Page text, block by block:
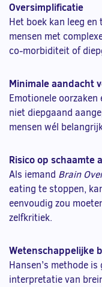
Oversimplificatie
Het boek kan leeg
mensen met
co‑morbiditeit of
Minimale aandacht
Emotionele
niet diepgaand
mensen wél
Risico op schaamte
Als iemand Brain
eating te stoppen,
eenvoudig zou
zelfkritiek.
Wetenschappelijke
Hansen’s methode
interpretatie van